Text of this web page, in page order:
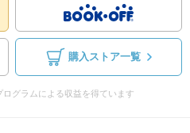
購入ストア一覧
グラムによる収益を得ています